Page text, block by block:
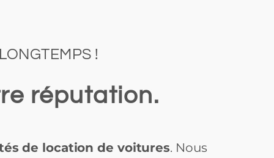
!
réputation.
de location de voitures. Nous